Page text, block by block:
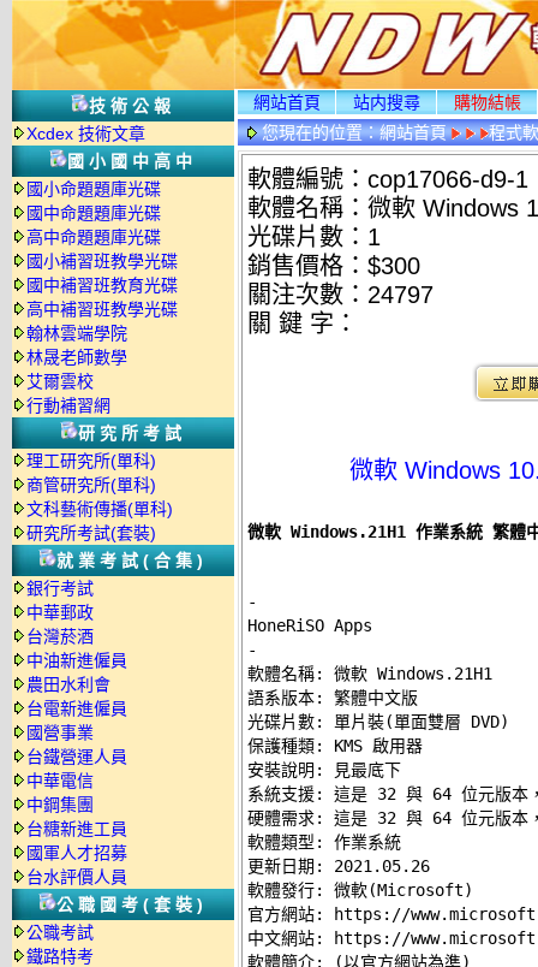
技術公報
Xcdex 技術文章
國小國中高中
國小命題題庫光碟
國中命題題庫光碟
高中命題題庫光碟
國小補習班教學光碟
國中補習班教育光碟
高中補習班教學光碟
翰林雲端學院
林晟老師數學
艾爾雲校
行動補習網
研究所考試
理工研究所(單科)
商管研究所(單科)
文科藝術傳播(單科)
研究所考試(套裝)
就業考試(合集)
銀行考試
中華郵政
台灣菸酒
中油新進僱員
農田水利會
台電新進僱員
國營事業
台鐵營運人員
中華電信
中鋼集團
台糖新進工員
國軍人才招募
台水評價人員
公職國考(套裝)
公職考試
鐵路特考
網站首頁 站内搜尋
購物結帳
您現在的位置：網站首頁 程式
軟體編號：cop17066-d9-1
軟體名稱：微軟 Windows
光碟片數：1
銷售價格：$300
關注次數： 24797
關 鍵 字：
微軟 Windows
微軟 Windows.21H1 作業系統 繁體
-
-
軟體名稱: 微軟 Windows.21H1
語系版本: 繁體中文版
光碟片數: 單片裝(單面雙層 DVD)
保護種類: KMS 啟用器
安裝說明:
見最底下
系統支援: 這是 32 與 64 位元版本
硬體需求: 這是 32 與 64 位元版本
軟體類型: 作業系統
更新日期: 2021.05.26
軟體發行: 微軟(Microsoft)
官方網站:
https://
中文網站:
https://